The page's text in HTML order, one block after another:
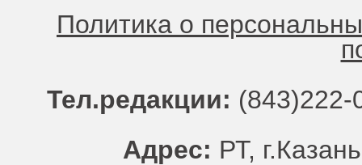
Политика о
Тел.редакции:
Адрес: РТ,